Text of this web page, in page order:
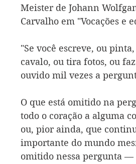
Meister de Johann
Carvalho em "Vocações e
"Se você escreve, ou
cavalo, ou tira fotos, ou
ouvido mil vezes a
O que está omitido na
todo o coração a alguma
ou, pior ainda, que
importante do mundo
omitido nessa pergunta —